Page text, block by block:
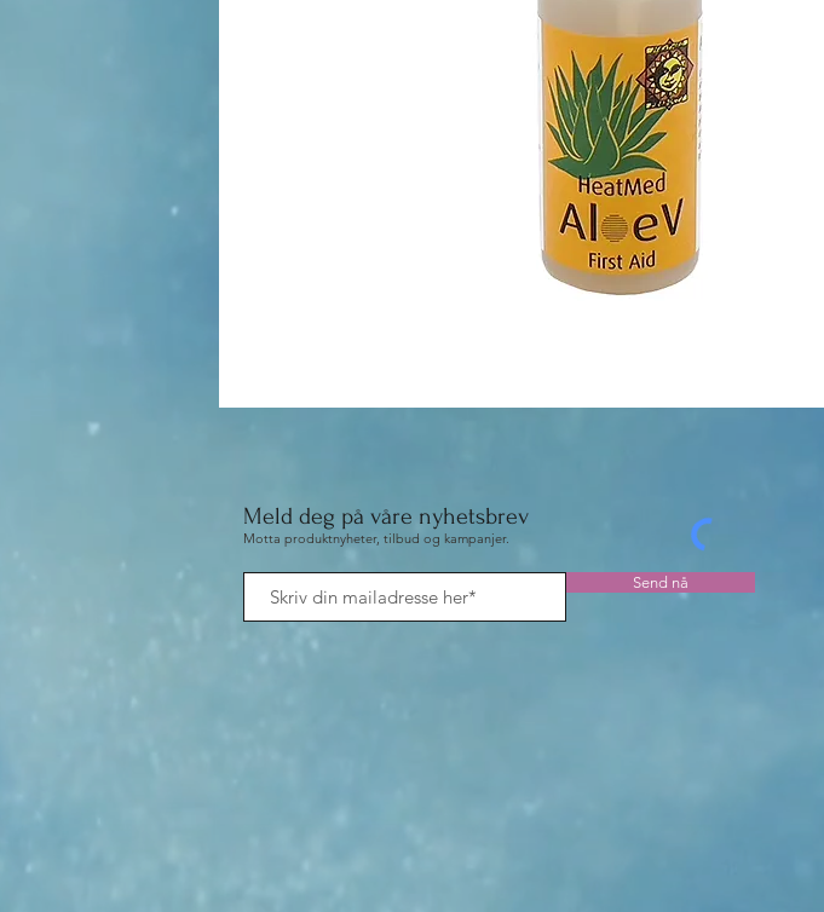
Meld deg på våre nyhetsbrev
Motta produktnyheter, tilbud og kampanjer.
Send nå